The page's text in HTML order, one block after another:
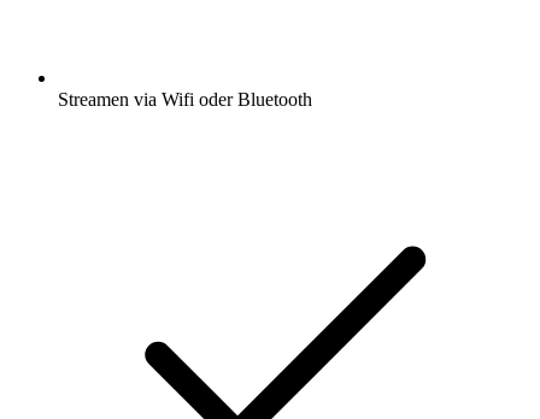
Streamen via Wifi oder Bluetooth